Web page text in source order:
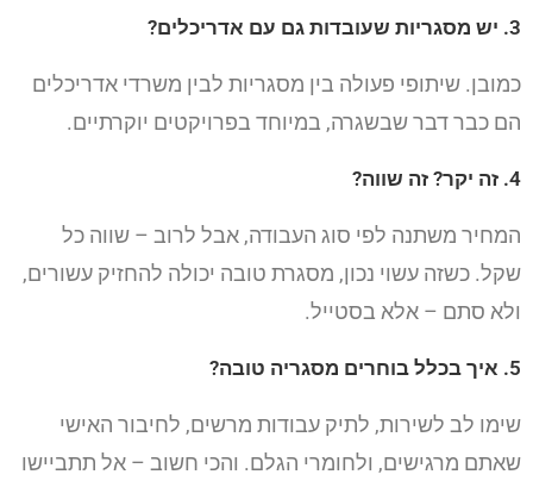
3. יש מסגריות שעובדות גם עם אדריכלים?
כמובן. שיתופי פעולה בין מסגריות לבין משרדי אדריכלים
הם כבר דבר שבשגרה, במיוחד בפרויקטים יוקרתיים.
4. זה יקר? זה שווה?
המחיר משתנה לפי סוג העבודה, אבל לרוב – שווה כל
שקל. כשזה עשוי נכון, מסגרת טובה יכולה להחזיק עשורים,
ולא סתם – אלא בסטייל.
5. איך בכלל בוחרים מסגריה טובה?
שימו לב לשירות, לתיק עבודות מרשים, לחיבור האישי
שאתם מרגישים, ולחומרי הגלם. והכי חשוב – אל תתביישו